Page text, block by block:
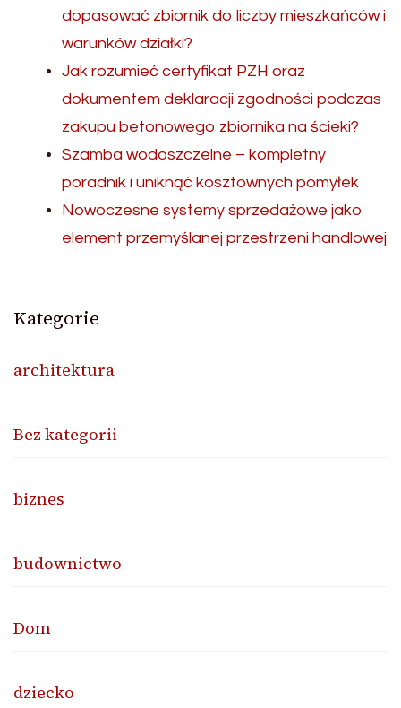
dopasować zbiornik do liczby mieszkańców i
warunków działki?
Jak rozumieć certyfikat PZH oraz
dokumentem deklaracji zgodności podczas
zakupu betonowego zbiornika na ścieki?
Szamba wodoszczelne – kompletny
poradnik i uniknąć kosztownych pomyłek
Nowoczesne systemy sprzedażowe jako
element przemyślanej przestrzeni handlowej
Kategorie
architektura
Bez kategorii
biznes
budownictwo
Dom
dziecko